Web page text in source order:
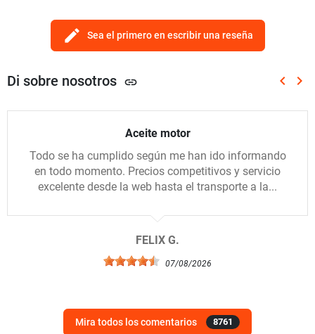
edit Sea el primero en escribir una reseña
Di sobre nosotros link keyboard_arrow_left keyboard_arrow_right
Aceite motor
Todo se ha cumplido según me han ido informando
en todo momento. Precios competitivos y servicio
excelente desde la web hasta el transporte a la...
FELIX G.
07/08/2026
Mira todos los comentarios 8761